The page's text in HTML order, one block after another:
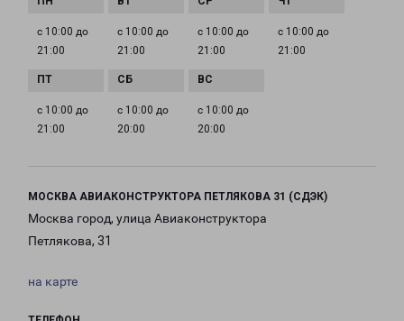
с 10:00 до
21:00
с 10:00 до
21:00
с 10:00 до
21:00
с 10:00 до
21:00
с 10:00 до
21:00
с 10:00 до
20:00
с 10:00 до
20:00
МОСКВА АВИАКОНСТРУКТОРА ПЕТЛЯКОВА 31 (СДЭК)
Москва город, улица Авиаконструктора
Петлякова, 31
на карте